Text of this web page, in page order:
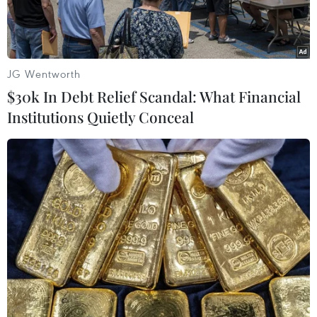
Tổng thống Hàn Quốc Yoon Suk-yeol. (Ảnh: Yonhap/TTXVN)
Ngày 17/5, Tổng thống Hàn Quốc Yoon Suk-yeol
kêu gọi thế giới phản ứng cứng rắn trước các
thế lực đang âm mưu thay đổi hiện trạng bằng
vũ lực hoặc sử dụng vũ khí hạt nhân để tống
tiền.
JG Wentworth
$30k In Debt Relief Scandal: What Financial
Institutions Quietly Conceal